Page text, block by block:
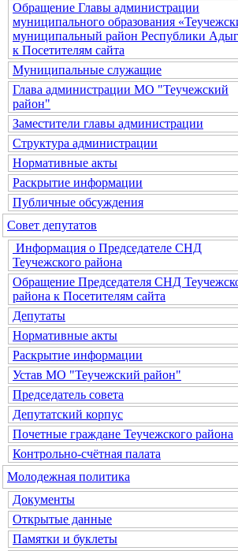
Обращение Главы администрации
муниципального образования
муниципальный район Республики
к Посетителям сайта
Муниципальные служащие
Глава администрации МО "Теучежский
район"
Заместители главы администрации
Структура администрации
Нормативные акты
Раскрытие информации
Публичные обсуждения
Совет депутатов
Информация о Председателе СНД
Теучежского района
Обращение Председателя СНД
района к Посетителям сайта
Депутаты
Нормативные акты
Раскрытие информации
Устав МО "Теучежский район"
Председатель совета
Депутатский корпус
Почетные граждане Теучежского района
Контрольно-счётная палата
Молодежная политика
Документы
Открытые данные
Памятки и буклеты